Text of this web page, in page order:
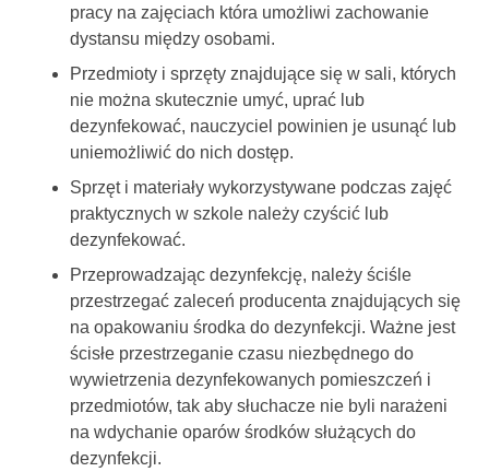
pracy na zajęciach która umożliwi zachowanie
dystansu między osobami.
Przedmioty i sprzęty znajdujące się w sali, których
nie można skutecznie umyć, uprać lub
dezynfekować, nauczyciel powinien je usunąć lub
uniemożliwić do nich dostęp.
Sprzęt i materiały wykorzystywane podczas zajęć
praktycznych w szkole należy czyścić lub
dezynfekować.
Przeprowadzając dezynfekcję, należy ściśle
przestrzegać zaleceń producenta znajdujących się
na opakowaniu środka do dezynfekcji. Ważne jest
ścisłe przestrzeganie czasu niezbędnego do
wywietrzenia dezynfekowanych pomieszczeń i
przedmiotów, tak aby słuchacze nie byli narażeni
na wdychanie oparów środków służących do
dezynfekcji.